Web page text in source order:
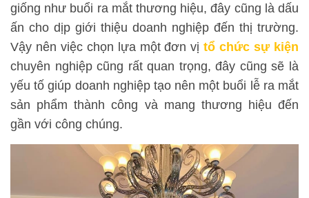
giống như buổi ra mắt thương hiệu, đây cũng là dấu
ấn cho dịp giới thiệu doanh nghiệp đến thị trường.
Vậy nên việc chọn lựa một đơn vịtổ chức sự kiện
chuyên nghiệp cũng rất quan trọng, đây cũng sẽ là
yếu tố giúp doanh nghiệp tạo nên một buổi lễ ra mắt
sản phẩm thành công và mang thương hiệu đến
gần với công chúng.